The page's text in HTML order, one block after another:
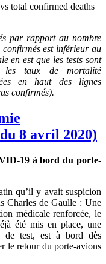
par rapport au nombre
confirmés est inférieur au
en est que les tests sont
les taux de mortalité
en haut des lignes
confirmés).
8 avril 2020)
19 à bord du porte-
qu’il y avait suspicion
Charles de Gaulle : Une
médicale renforcée, le
été mis en place, une
de test, est à bord dès
le retour du porte-avions